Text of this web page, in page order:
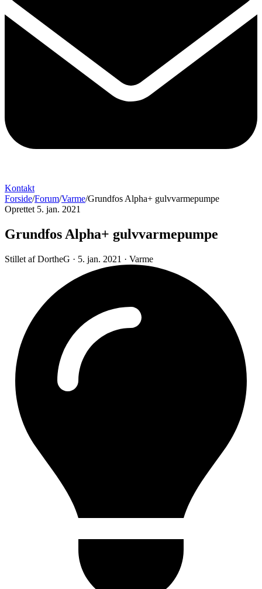
Kontakt
Forside/Forum/Varme/Grundfos Alpha+ gulvvarmepumpe
Oprettet 5. jan. 2021
Grundfos Alpha+ gulvvarmepumpe
Stillet afDortheG · 5. jan. 2021 · Varme